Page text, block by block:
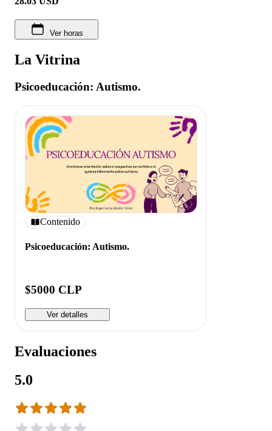
Ver horas
La Vitrina
Psicoeducación: Autismo.
Contenido
Psicoeducación: Autismo.
$5000 CLP
Ver detalles
Evaluaciones
5.0